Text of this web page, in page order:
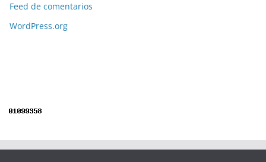
Feed de comentarios
WordPress.org